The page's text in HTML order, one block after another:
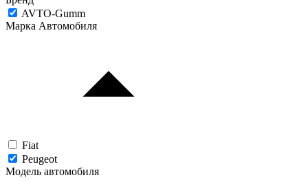
AVTO-Gumm
Марка Автомобиля
Fiat
Peugeot
Модель автомобиля